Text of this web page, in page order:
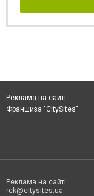
Реклама на сайті
Франшиза "CitySites"
Реклама на сайті:
rek@citysites.ua